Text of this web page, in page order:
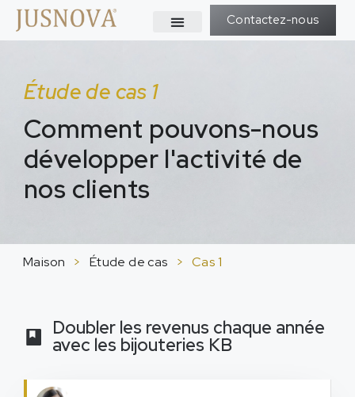
Contactez-nous
Étude de cas 1
Comment pouvons-nous
développer l'activité de
nos clients
Maison > Étude de cas > Cas 1
Doubler les revenus chaque année
avec les bijouteries KB